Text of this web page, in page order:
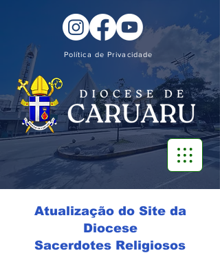
Política de Privacidade
Atualização do Site da
Diocese
Sacerdotes Religiosos